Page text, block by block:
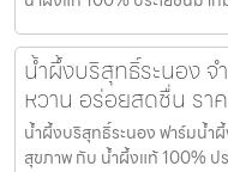
น้ำผึ้งบริสุทธิ์ระนอง
หวาน อร่อยสดชื่น รา
น้ำผึ้งบริสุทธิ์ระนอง ฟาร์มน้ำ
สุขภาพ กับ น้ำผึ้งแท้ 100% ป